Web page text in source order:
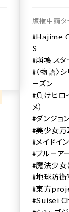
版権申請タ
#Hajime
S
#崩壊:スタ
#〈物語〉
ーズン
#負けヒロ
メ）
#ダンジョ
#美少女万
#メイドイ
#ブルーア
#魔法少女
#地球防衛
#東方
#Suisei